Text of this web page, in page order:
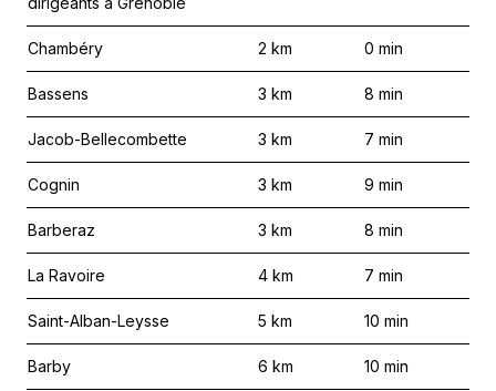
Chambéry 2 km 0 min
Bassens 3 km 8 min
Jacob-Bellecombette 3 km 7 min
Cognin 3 km 9 min
Barberaz 3 km 8 min
La Ravoire 4 km 7 min
Saint-Alban-Leysse 5 km 10 min
Barby 6 km 10 min